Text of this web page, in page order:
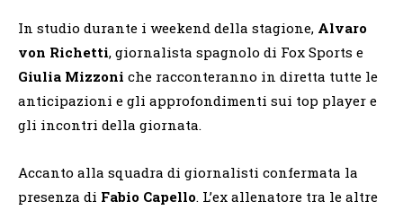
In studio durante i weekend della stagione, Alvaro
von Richetti, giornalista spagnolo di Fox Sports e
Giulia Mizzoni che racconteranno in diretta tutte le
anticipazioni e gli approfondimenti sui top player e
gli incontri della giornata.
Accanto alla squadra di giornalisti confermata la
presenza di Fabio Capello. L’ex allenatore tra le altre